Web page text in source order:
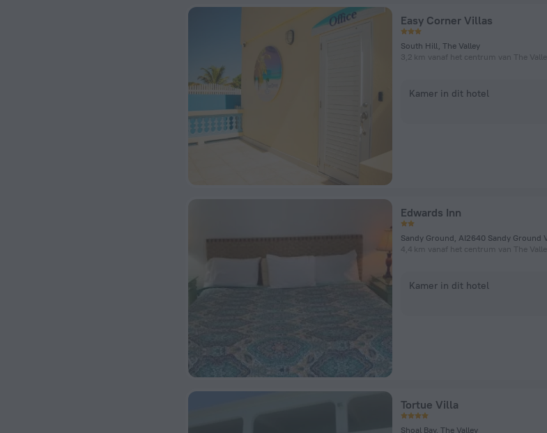
Easy Corner Villas
South Hill, The Valley
3,2 km vanaf het centrum van The Valley
Kamer in dit hotel
Edwards Inn
4,4 km vanaf het centrum van The Valley
Kamer in dit hotel
Tortue Villa
Shoal Bay, The Valley